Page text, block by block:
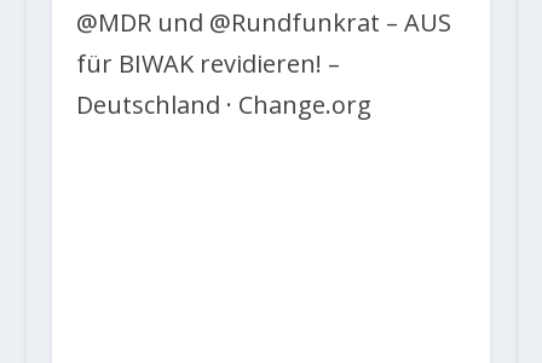
@MDR und @Rundfunkrat – AUS
für BIWAK revidieren! –
Deutschland · Change.org